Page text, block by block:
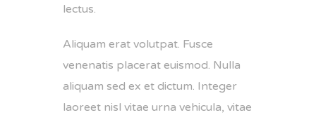
lectus.
Aliquam erat volutpat. Fusce
venenatis placerat euismod. Nulla
aliquam sed ex et dictum. Integer
laoreet nisl vitae urna vehicula, vitae